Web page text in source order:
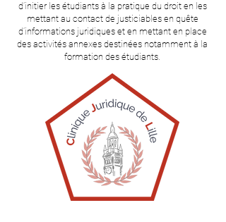
d’initier les étudiants à la pratique du droit en les
mettant au contact de justiciables en quête
d’informations juridiques et en mettant en place
des activités annexes destinées notamment à la
formation des étudiants.